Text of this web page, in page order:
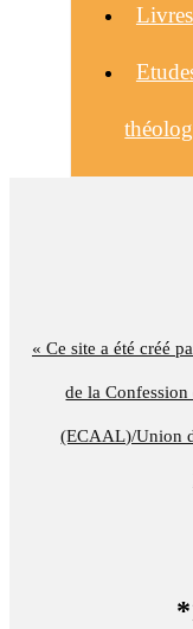
« Ce site a été créé
de la
(ECAAL)/Union
Livres